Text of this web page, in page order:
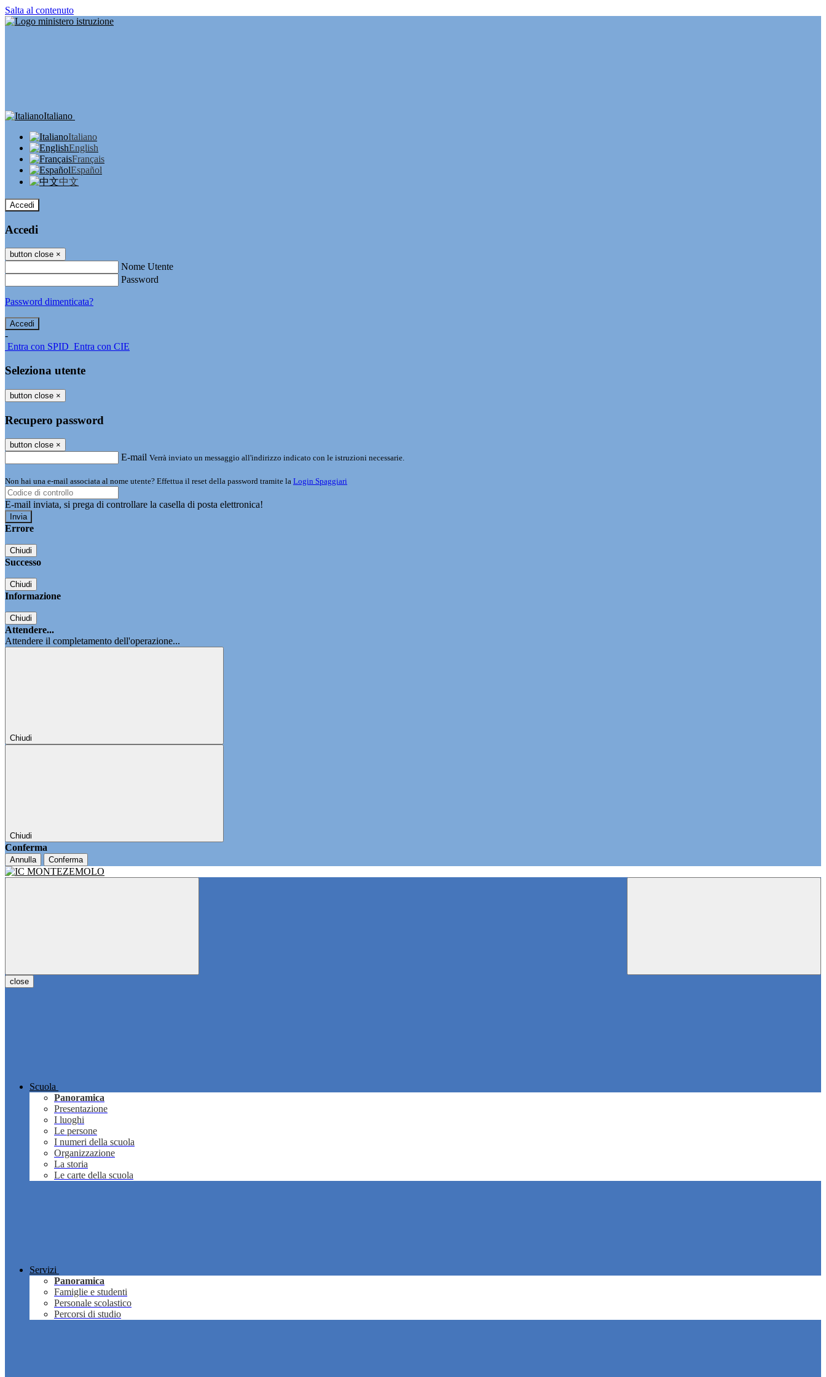
Salta al contenuto
Italiano
Italiano
English
Français
Español
中文
Accedi
Accedi
button close ×
Nome Utente
Password
Password dimenticata?
-
Entra con SPID Entra con CIE
Seleziona utente
button close ×
Recupero password
button close ×
E-mail Verrà inviato un messaggio all'indirizzo indicato con le istruzioni necessarie.
Non hai una e-mail associata al nome utente? Effettua il reset della password tramite la Login Spaggiari
E-mail inviata, si prega di controllare la casella di posta elettronica!
Errore
Chiudi
Successo
Chiudi
Informazione
Chiudi
Attendere...
Attendere il completamento dell'operazione...
Chiudi
Chiudi
Conferma
Annulla Conferma
close
Scuola
Panoramica
Presentazione
I luoghi
Le persone
I numeri della scuola
Organizzazione
La storia
Le carte della scuola
Servizi
Panoramica
Famiglie e studenti
Personale scolastico
Percorsi di studio